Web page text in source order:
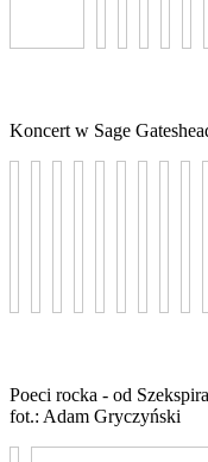
Koncert w Sage
Poeci rocka - od
fot.: Adam Gryczyński